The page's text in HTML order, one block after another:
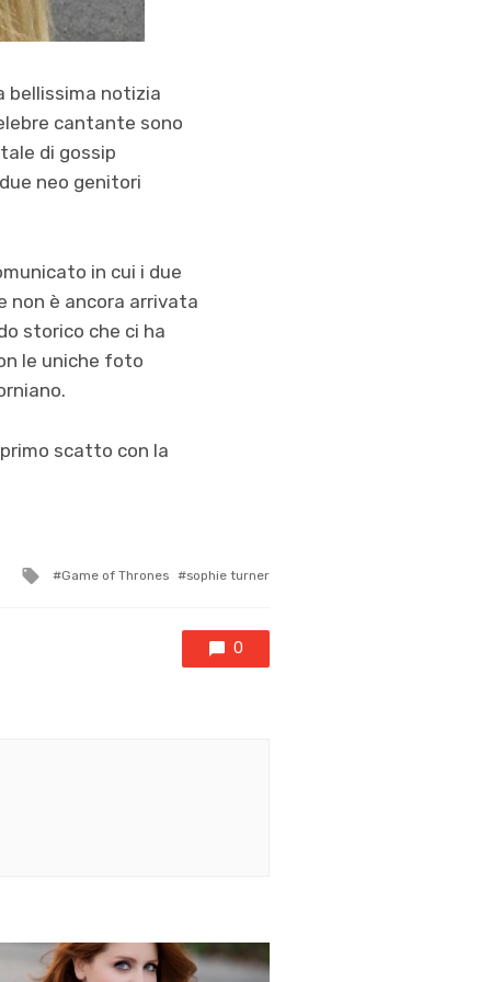
bellissima notizia
cantante sono
di gossip
neo genitori
in cui i due
non è ancora arrivata
storico che ci ha
le uniche foto
scatto con la
Tagged
Game of Thrones sophie turner
0